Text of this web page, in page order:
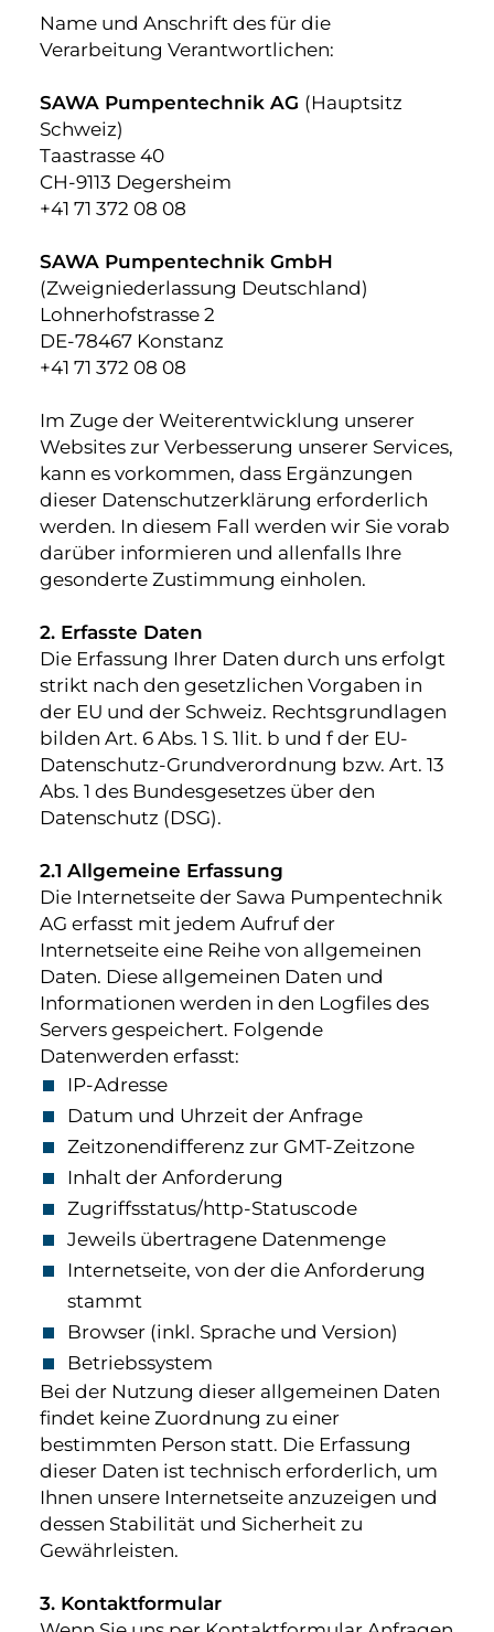
Name und Anschrift des für die
Verarbeitung Verantwortlichen:
SAWA Pumpentechnik AG (Hauptsitz
Schweiz)
Taastrasse 40
CH-9113 Degersheim
+41 71 372 08 08
SAWA Pumpentechnik GmbH
(Zweigniederlassung Deutschland)
Lohnerhofstrasse 2
DE-78467 Konstanz
+41 71 372 08 08
Im Zuge der Weiterentwicklung unserer
Websites zur Verbesserung unserer Services,
kann es vorkommen, dass Ergänzungen
dieser Datenschutzerklärung erforderlich
werden. In diesem Fall werden wir Sie vorab
darüber informieren und allenfalls Ihre
gesonderte Zustimmung einholen.
2. Erfasste Daten
Die Erfassung Ihrer Daten durch uns erfolgt
strikt nach den gesetzlichen Vorgaben in
der EU und der Schweiz. Rechtsgrundlagen
bilden Art. 6 Abs. 1 S. 1lit. b und f der EU-
Datenschutz-Grundverordnung bzw. Art. 13
Abs. 1 des Bundesgesetzes über den
Datenschutz (DSG).
2.1 Allgemeine Erfassung
Die Internetseite der Sawa Pumpentechnik
AG erfasst mit jedem Aufruf der
Internetseite eine Reihe von allgemeinen
Daten. Diese allgemeinen Daten und
Informationen werden in den Logfiles des
Servers gespeichert. Folgende
Datenwerden erfasst:
IP-Adresse
Datum und Uhrzeit der Anfrage
Zeitzonendifferenz zur GMT-Zeitzone
Inhalt der Anforderung
Zugriffsstatus/http-Statuscode
Jeweils übertragene Datenmenge
Internetseite, von der die Anforderung
stammt
Browser (inkl. Sprache und Version)
Betriebssystem
Bei der Nutzung dieser allgemeinen Daten
findet keine Zuordnung zu einer
bestimmten Person statt. Die Erfassung
dieser Daten ist technisch erforderlich, um
Ihnen unsere Internetseite anzuzeigen und
dessen Stabilität und Sicherheit zu
Gewährleisten.
3. Kontaktformular